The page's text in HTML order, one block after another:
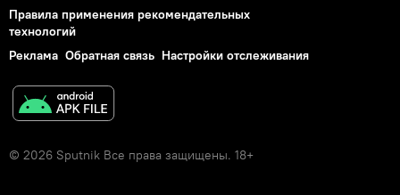
Правила применения рекомендательных
технологий
Реклама Обратная связь Настройки отслеживания
© 2026 Sputnik Все права защищены. 18+